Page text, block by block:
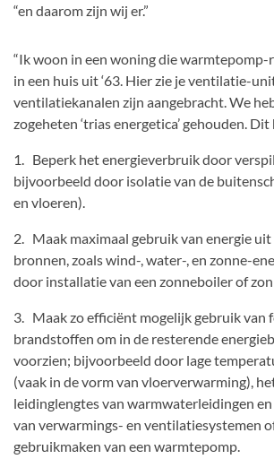
“en daarom zijn wij er.”
“Ik woon in een woning die warmtepomp-
in een huis uit ‘63. Hier zie je ventilatie-
ventilatiekanalen zijn aangebracht. We
zogeheten ‘trias energetica’ gehouden.
1. Beperk het energieverbruik door
bijvoorbeeld door isolatie van de
en vloeren).
2. Maak maximaal gebruik van energie
bronnen, zoals wind-, water-, en zonne-
door installatie van een zonneboiler of
3. Maak zo efficiënt mogelijk gebruik van
brandstoffen om in de resterende
voorzien; bijvoorbeeld door lage
(vaak in de vorm van vloerverwarming),
leidinglengtes van warmwaterleidingen
van verwarmings- en ventilatiesystemen
gebruikmaken van een warmtepomp.